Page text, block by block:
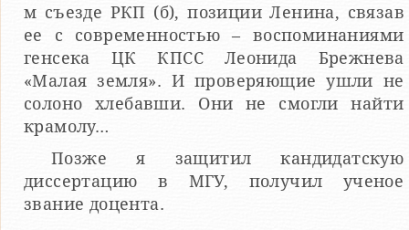
м съезде РКП (б), позиции Ленина, связав
ее с современностью – воспоминаниями
генсека ЦК КПСС Леонида Брежнева
«Малая земля». И проверяющие ушли не
солоно хлебавши. Они не смогли найти
крамолу…
Позже я защитил кандидатскую
диссертацию в МГУ, получил ученое
звание доцента.